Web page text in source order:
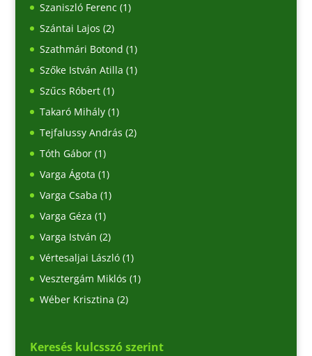
Szaniszló Ferenc (1)
Szántai Lajos (2)
Szathmári Botond (1)
Szőke István Atilla (1)
Szűcs Róbert(1)
Takaró Mihály(1)
Tejfalussy András (2)
Tóth Gábor(1)
Varga Ágota (1)
Varga Csaba (1)
Varga Géza (1)
Varga István (2)
Vértesaljai László(1)
Vesztergám Miklós (1)
Wéber Krisztina (2)
Keresés kulcsszó szerint